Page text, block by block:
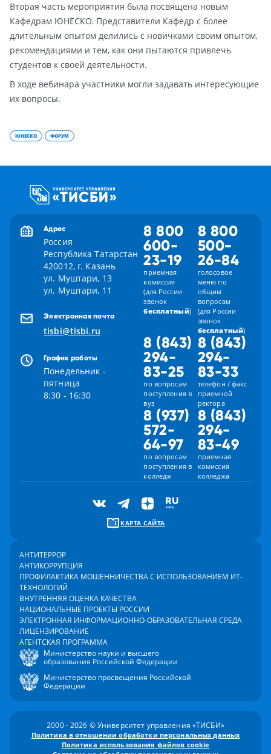
Вторая часть мероприятия была посвящена новым
Кафедрам ЮНЕСКО. Представители Кафедр с более
длительным опытом делились с новичками своим опытом,
рекомендациями и тем, как они пытаются привлечь
студентов к своей деятельности.
В ходе вебинара участники могли задавать интересующие
их вопросы.
ЮНЕСКО ФОРУМ
Адрес
Россия
Республика Татарстан
420012, г. Казань
ул. Муштари, 13
ул. Муштари, 11
Электронная почта
tisbi@tisbi.ru
График работы
Понедельник -
пятница
8:30 - 16:30
8 800
600-
23-19
приемная
комиссия
(для России
звонок
бесплатный)
8 800
500-
26-84
голосовое
меню по
общим
вопросам
(для России
звонок
бесплатный)
8 (843)
294-
83-25
по вопросам
поступления в
вуз
8 (843)
294-
83-33
телефон / факс
приемной
ректора
8 (937)
572-
64-97
по вопросам
поступления в
колледж
8 (843)
294-
83-49
приемная
комиссия
колледжа
КАРТА САЙТА
АНТИТЕРРОР
АНТИКОРРУПЦИЯ
ПРОФИЛАКТИКА МОШЕННИЧЕСТВА С ИСПОЛЬЗОВАНИЕМ ИТ-
ТЕХНОЛОГИЙ
ВНУТРЕННЯЯ ОЦЕНКА КАЧЕСТВА
НАЦИОНАЛЬНЫЕ ПРОЕКТЫ РОССИИ
ЭЛЕКТРОННАЯ ИНФОРМАЦИОННО-ОБРАЗОВАТЕЛЬНАЯ СРЕДА
ЛИЦЕНЗИРОВАНИЕ
АГЕНТСКАЯ ПРОГРАММА
Министерство науки и высшего
образования Российской Федерации
Министерство просвещения Российской
Федерации
2000 - 2026 © Университет управления «ТИСБИ»
Политика в отношении обработки персональных данных
Политика использования файлов cookie